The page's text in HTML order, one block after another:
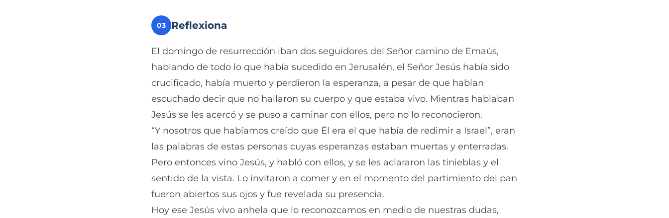
03 Reflexiona
El domingo de resurrección iban dos seguidores del Señor camino de Emaús,
hablando de todo lo que había sucedido en Jerusalén, el Señor Jesús había sido
crucificado, había muerto y perdieron la esperanza, a pesar de que habían
escuchado decir que no hallaron su cuerpo y que estaba vivo. Mientras hablaban
Jesús se les acercó y se puso a caminar con ellos, pero no lo reconocieron.
“Y nosotros que habíamos creído que Él era el que había de redimir a Israel”, eran
las palabras de estas personas cuyas esperanzas estaban muertas y enterradas.
Pero entonces vino Jesús, y habló con ellos, y se les aclararon las tinieblas y el
sentido de la vista. Lo invitaron a comer y en el momento del partimiento del pan
fueron abiertos sus ojos y fue revelada su presencia.
Hoy ese Jesús vivo anhela que lo reconozcamos en medio de nuestras dudas,